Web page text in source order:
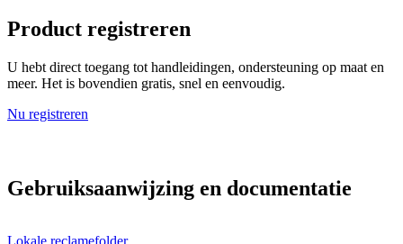
Product registreren
U hebt direct toegang tot handleidingen, ondersteuning op maat en
meer. Het is bovendien gratis, snel en eenvoudig.
Nu registreren
Gebruiksaanwijzing en documentatie
Lokale reclamefolder